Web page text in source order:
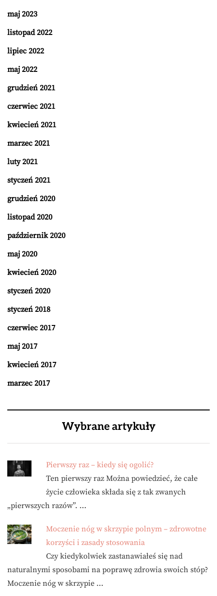
maj 2023
listopad 2022
lipiec 2022
maj 2022
grudzień 2021
czerwiec 2021
kwiecień 2021
marzec 2021
luty 2021
styczeń 2021
grudzień 2020
listopad 2020
październik 2020
maj 2020
kwiecień 2020
styczeń 2020
styczeń 2018
czerwiec 2017
maj 2017
kwiecień 2017
marzec 2017
Wybrane artykuły
Pierwszy raz – kiedy się ogolić?
Ten pierwszy raz Można powiedzieć, że całe
życie człowieka składa się z tak zwanych
„pierwszych razów”. …
Moczenie nóg w skrzypie polnym – zdrowotne
korzyści i zasady stosowania
Czy kiedykolwiek zastanawiałeś się nad
naturalnymi sposobami na poprawę zdrowia swoich stóp?
Moczenie nóg w skrzypie …